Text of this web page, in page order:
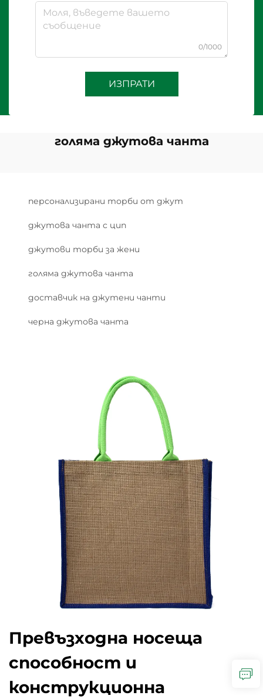
0/1000
ИЗПРАТИ
голяма джутова чанта
персонализирани торби от джут
джутова чанта с цип
джутови торби за жени
голяма джутова чанта
доставчик на джутени чанти
черна джутова чанта
Превъзходна носеща
способност и
конструкционна